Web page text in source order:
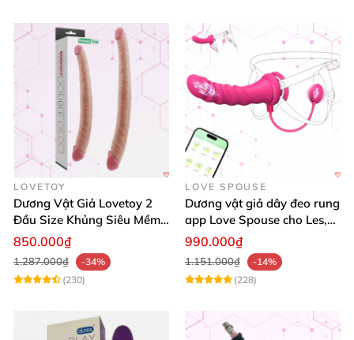
LOVETOY
Dương Vật Giả Lovetoy 2
Đầu Size Khủng Siêu Mềm
Kích Thích Les
850.000₫
1.287.000₫
-34%
(230)
LOVE SPOUSE
Dương vật giả dây đeo rung
app Love Spouse cho Les,
đồng tính nữ
990.000₫
1.151.000₫
-14%
(228)